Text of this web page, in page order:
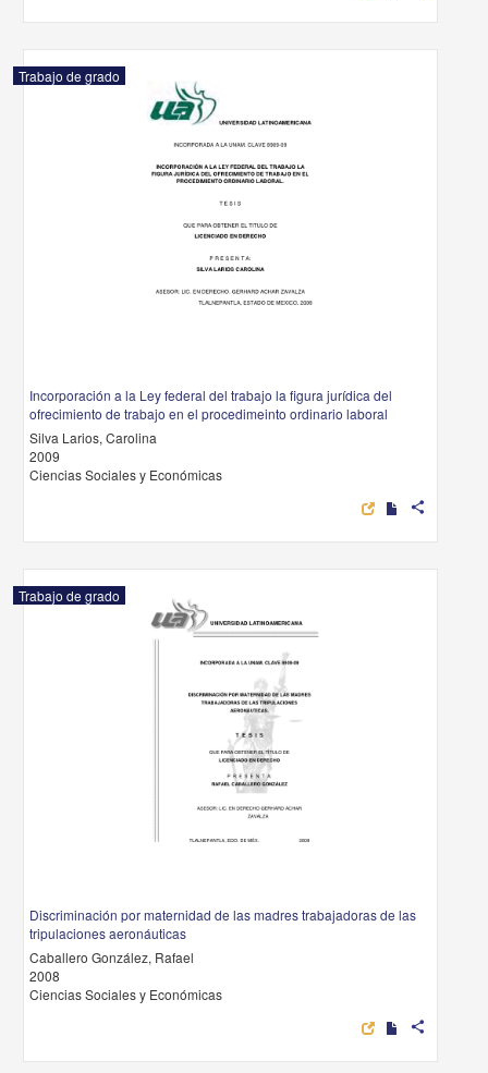
Trabajo de grado
Incorporación a la Ley federal del trabajo la figura jurídica del
ofrecimiento de trabajo en el procedimeinto ordinario laboral
Silva Larios, Carolina
2009
Ciencias Sociales y Económicas
share
Trabajo de grado
Discriminación por maternidad de las madres trabajadoras de las
tripulaciones aeronáuticas
Caballero González, Rafael
2008
Ciencias Sociales y Económicas
share